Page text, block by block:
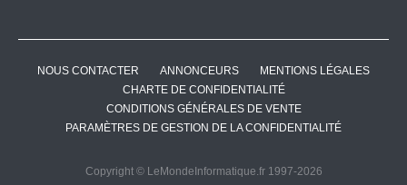
NOUS CONTACTER ANNONCEURS
MENTIONS LÉGALES
CHARTE DE CONFIDENTIALITÉ
CONDITIONS GÉNÉRALES DE VENTE
PARAMÈTRES DE GESTION DE LA CONFIDENTIALITÉ
Copyright © LeMondeInformatique.fr 1997-2026